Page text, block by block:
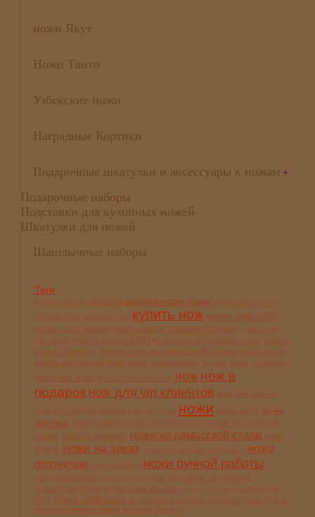
ножи Якут
Ножи Танто
Узбекские ножи
Наградные Кортики
Подарочные шкатулки и аксессуары к ножам +
Подарочные наборы
Подставки для кухонных ножей
Шкатулки для ножей
Шашлычные наборы
Теги
ворсма ворсменские ножи
купить нож купить нож s390
купить нож из дамасской стали
купить охотничий нож
кухонные ножи нож нож в
подарок нож для vip клиентов нож для охоты
ножи
ножи
ворсма
ножи дамаск
ножи из булатной
стали
ножи из дамасской стали
ножи
купить
ножи на заказ
ножи
охотничьи
ножи ручной работы
охотничьи ножи
складники жбанов
сталь s390 ножи
эксклюзивные ножи ручной работы